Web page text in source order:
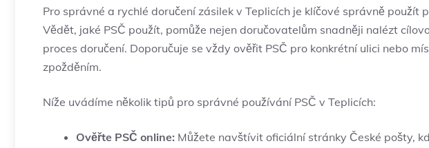
Pro správné a rychlé doručení zásilek v Teplicích je klíčové správně použít
Vědět, jaké PSČ použít, pomůže nejen doručovatelům snadněji nalézt
proces doručení. Doporučuje se vždy ověřit PSČ pro konkrétní ulici nebo
zpožděním.
Níže uvádíme několik tipů pro správné používání PSČ v Teplicích:
Ověřte PSČ online: Můžete navštívit oficiální stránky České pošty,